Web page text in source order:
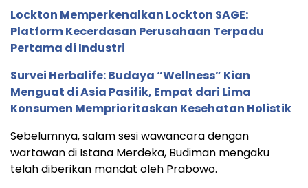
Lockton Memperkenalkan Lockton SAGE:
Platform Kecerdasan Perusahaan Terpadu
Pertama di Industri
Survei Herbalife: Budaya “Wellness” Kian
Menguat di Asia Pasifik, Empat dari Lima
Konsumen Memprioritaskan Kesehatan Holistik
Sebelumnya, salam sesi wawancara dengan
wartawan di Istana Merdeka, Budiman mengaku
telah diberikan mandat oleh Prabowo.